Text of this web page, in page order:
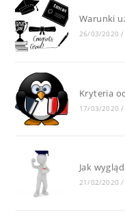
Warunki
26/03/2020 /
Kryteria
17/03/2020 /
Jak
21/02/2020 /